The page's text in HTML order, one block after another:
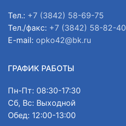
Тел.: +7 (3842) 58-69-75
Тел./факс: +7 (3842) 58-82-40
E-mail: opko42@bk.ru
ГРАФИК РАБОТЫ
Пн-Пт: 08:30-17:30
Сб, Вс: Выходной
Обед: 12:00-13:00